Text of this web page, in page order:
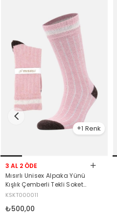
1
3 AL 2 ÖDE
Mısırlı Unisex Alpaka Yünü
Kışlık Çemberli Tekli Soket
Çorap Pembe
KSKT000011
₺500,00